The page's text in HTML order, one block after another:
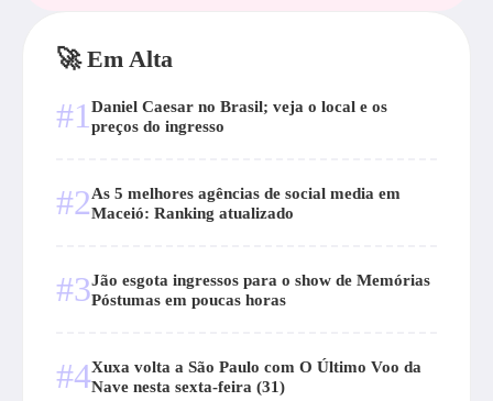
🚀 Em Alta
#1 Daniel Caesar no Brasil; veja o local e os
preços do ingresso
#2As 5 melhores agências de social media em
Maceió: Ranking atualizado
#3Jão esgota ingressos para o show de Memórias
Póstumas em poucas horas
#4Xuxa volta a São Paulo com O Último Voo da
Nave nesta sexta-feira (31)